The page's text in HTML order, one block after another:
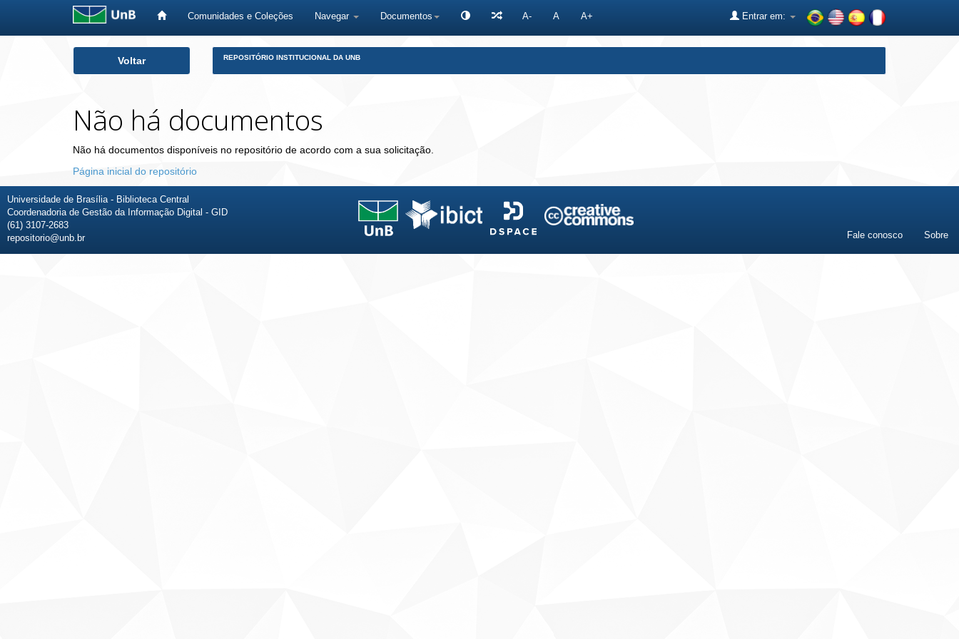
Comunidades e Coleções Navegar Documentos A- A A+ Entrar em:
Voltar REPOSITÓRIO INSTITUCIONAL DA UNB
Não há documentos
Não há documentos disponíveis no repositório de acordo com a sua solicitação.
Página inicial do repositório
Universidade de Brasília - Biblioteca Central
Coordenadoria de Gestão da Informação Digital - GID
(61) 3107-2683
repositorio@unb.br
Fale conosco Sobre